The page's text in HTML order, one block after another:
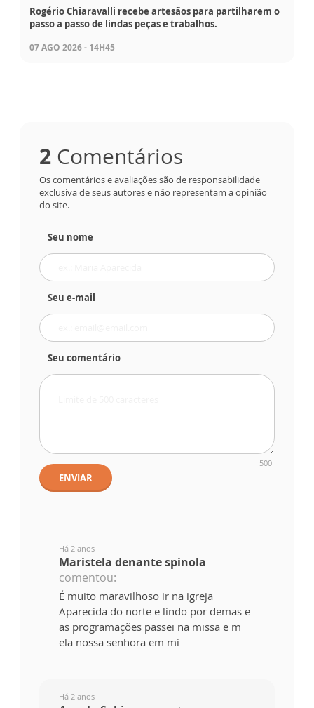
Rogério Chiaravalli recebe artesãos para partilharem o
passo a passo de lindas peças e trabalhos.
07 AGO 2026 - 14H45
2 Comentários
Os comentários e avaliações são de responsabilidade
exclusiva de seus autores e não representam a opinião
do site.
Seu nome
Seu e-mail
Seu comentário
500
ENVIAR
Há 2 anos
Maristela denante spinola
comentou:
É muito maravilhoso ir na igreja
Aparecida do norte e lindo por demas e
as programações passei na missa e m
ela nossa senhora em mi
Há 2 anos